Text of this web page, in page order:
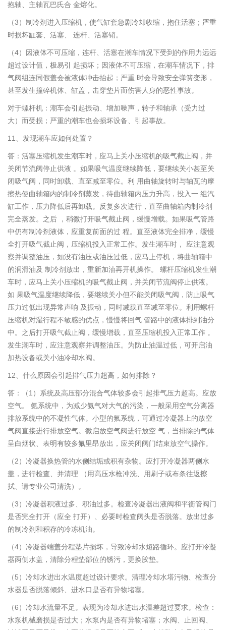
抱轴、主轴瓦巴氏合 金熔化。
（3）制冷剂进入压缩机，使气缸套急剧冷却收缩，抱住活塞；严重
时损坏缸套、活塞、 连杆、活塞销。
（4）因液体不可压缩，连杆、活塞在潮车情况下受到的作用力远远
超过设计值，极易引 起损坏；因液体不可压缩，在潮车情况下，排
气阀组连同假盖会被液体冲击抬起；严重 时会导致安全弹簧变形，
甚至发生撞碎机体、缸盖，击穿垫片而伤害人身的恶性事故。
对于螺杆机：潮车会引起振动、增加噪声，转子和轴承（受力过
大）而受损；严重的潮车也会损坏设备、引起事故。
11、发现潮车应如何处置？
答：活塞压缩机发生潮车时，应马上关小压缩机的吸气截止阀，并
关闭节流阀停止供液 。如果吸气温度继续降低，要继续关小甚至关
闭吸气阀，同时卸载、直至减至零位。利 用曲轴旋转时与轴瓦的摩
擦热使曲轴箱内的制冷剂蒸发，待曲轴箱内压力升高，投入一 组汽
缸工作，压力降低后再卸载。反复多次进行，直至曲轴箱内制冷剂
完全蒸发。之后 ，稍微打开吸气截止阀，缓慢增载。如果吸气管路
中仍有制冷剂液体，应重复前面的过 程。直至液体完全排净，缓慢
全打开吸气截止阀，压缩机投入正常工作。发生潮车时， 应注意观
察并调整油压，如没有油压或油压过低，应马上停机，将曲轴箱中
的润滑油及 制冷剂放出，重新加油再开机操作。 螺杆压缩机发生潮
车时，应马上关小压缩机的吸气截止阀，并关闭节流阀停止供液。
如 果吸气温度继续降低，要继续关小但不能关闭吸气阀，防止吸气
压力过低出现异常声响 及振动，同时减载直至减至零位。利用螺杆
压缩机对湿行程不敏感的优点，慢慢将回气 管路中的液体排到油分
中。之后打开吸气截止阀，缓慢增载，直至压缩机投入正常工作 。
发生潮车时，应注意观察并调整油压。为防止油温过低，可开启油
加热设备或关小油冷却水阀。
12、什么原因会引起排气压力超高，如何排除？
答：（1）系统及高压部分混合气体较多会引起排气压力超高。应放
空气。 氨系统中，为减少氨气对大气的污染，一般采用空气分离器
排放系统中的不凝性气体。小型的氟系统，可通过冷凝器上的放空
气阀直接进行排放空气。微启放空气阀进行放空 气，当排除的气体
呈白烟状、表明有较多氟里昂放出，应关闭阀门结束放空气操作。
（2）冷凝器换热管的水侧结垢或积有杂物。应打开冷凝器两侧水
盖，进行检查、并清理 （用高压水枪冲洗、用刷子或布条往返擦
拭、请专业公司清洗）。
（3）冷凝器积液过多、积油过多。检查冷凝器出液阀和平衡管阀门
是否完全打开（应全 打开）、必要时检查阀头是否脱落。放出过多
的制冷剂和积存的冷冻机油。
（4）冷凝器端盖分程垫片损坏，导致冷却水短路循环。应打开冷凝
器两侧水盖，清除分程垫部位的锈污，更换胶垫。
（5）冷却水进出水温度超过设计要求。清理冷却水塔污物、检查分
水器是否脱落倾斜、进水口是否有异物堵塞。
（6）冷却水流量不足。表现为冷却水进出水温差超过要求。检查：
水泵机械磨损是否过大；水泵内是否有异物堵塞；水阀、止回阀、